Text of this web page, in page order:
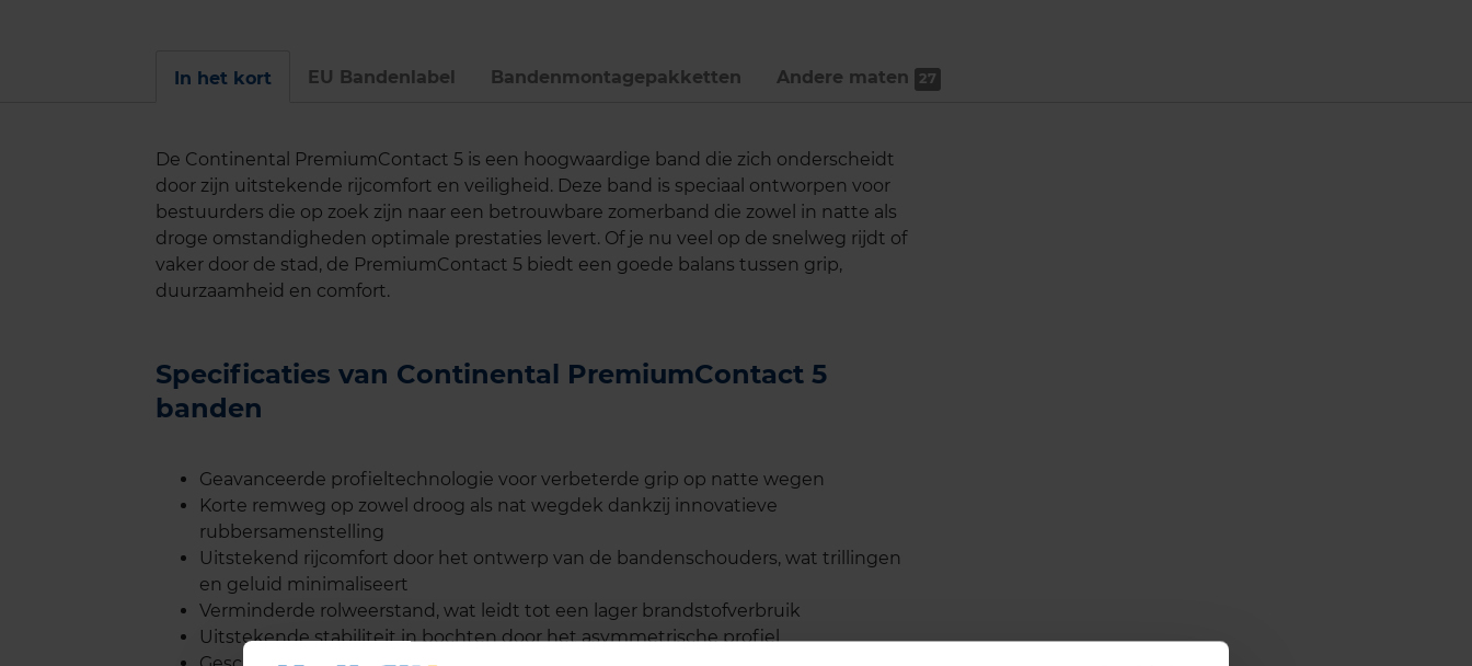
In het kort EU Bandenlabel Bandenmontage­pakketten Andere maten 27
De Continental PremiumContact 5 is een hoogwaardige band die zich onderscheidt
door zijn uitstekende rijcomfort en veiligheid. Deze band is speciaal ontworpen voor
bestuurders die op zoek zijn naar een betrouwbare zomerband die zowel in natte als
droge omstandigheden optimale prestaties levert. Of je nu veel op de snelweg rijdt of
vaker door de stad, de PremiumContact 5 biedt een goede balans tussen grip,
duurzaamheid en comfort.
Specificaties van Continental PremiumContact 5
banden
Geavanceerde profieltechnologie voor verbeterde grip op natte wegen
Korte remweg op zowel droog als nat wegdek dankzij innovatieve
rubbersamenstelling
Uitstekend rijcomfort door het ontwerp van de bandenschouders, wat trillingen
en geluid minimaliseert
Verminderde rolweerstand, wat leidt tot een lager brandstofverbruik
Uitstekende stabiliteit in bochten door het asymmetrische profiel